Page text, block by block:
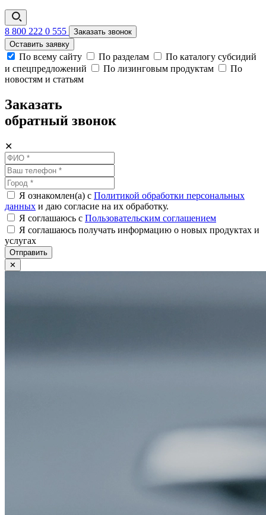
8 800 222 0 555
Заказать звонок
Оставить заявку
По всему сайту По разделам
По каталогу субсидий
и спецпредложений
По лизинговым продуктам
По
новостям и статьям
Заказать
обратный звонок
✕
Я ознакомлен(а) с Политикой обработки персональных
данных и даю согласие на их обработку.
Я соглашаюсь c Пользовательским соглашением
Я соглашаюсь получать информацию о новых продуктах и
услугах
Отправить
✕